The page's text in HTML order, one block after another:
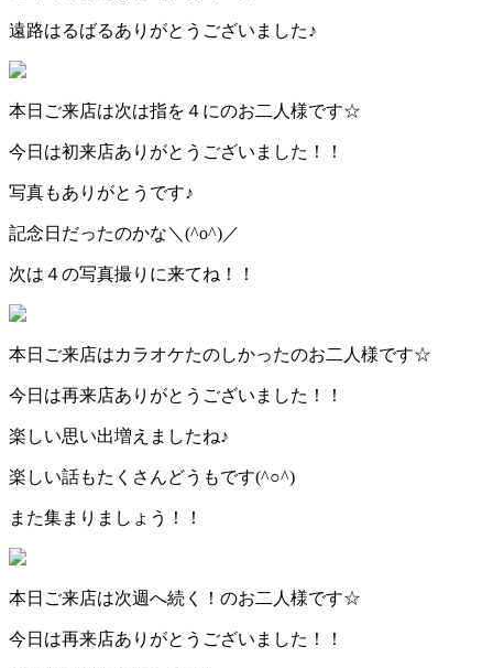
遠路はるばるありがとうございました♪
本日ご来店は次は指を４にのお二人様です☆
今日は初来店ありがとうございました！！
写真もありがとうです♪
記念日だったのかな＼(^o^)／
次は４の写真撮りに来てね！！
本日ご来店はカラオケたのしかったのお二人様です☆
今日は再来店ありがとうございました！！
楽しい思い出増えましたね♪
楽しい話もたくさんどうもです(^○^)
また集まりましょう！！
本日ご来店は次週へ続く！のお二人様です☆
今日は再来店ありがとうございました！！